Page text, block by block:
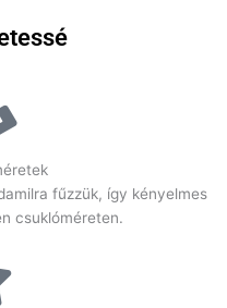
fűzzük, így kényelmes
csuklóméreten.